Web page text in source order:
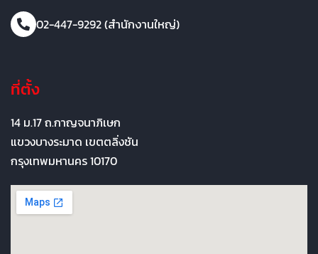
02-447-9292 (สำนักงานใหญ่)
ที่ตั้ง
14 ม.17 ถ.กาญจนาภิเษก
แขวงบางระมาด เขตตลิ่งชัน
กรุงเทพมหานคร 10170